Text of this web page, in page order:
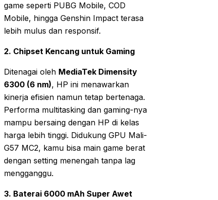
game seperti PUBG Mobile, COD
Mobile, hingga Genshin Impact terasa
lebih mulus dan responsif.
2. Chipset Kencang untuk Gaming
Ditenagai oleh MediaTek Dimensity
6300 (6 nm), HP ini menawarkan
kinerja efisien namun tetap bertenaga.
Performa multitasking dan gaming-nya
mampu bersaing dengan HP di kelas
harga lebih tinggi. Didukung GPU Mali-
G57 MC2, kamu bisa main game berat
dengan setting menengah tanpa lag
mengganggu.
3. Baterai 6000 mAh Super Awet